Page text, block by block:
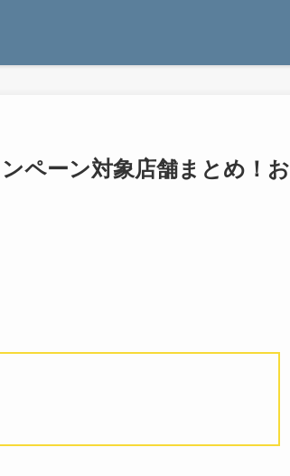
ペーン対象店舗まとめ！お